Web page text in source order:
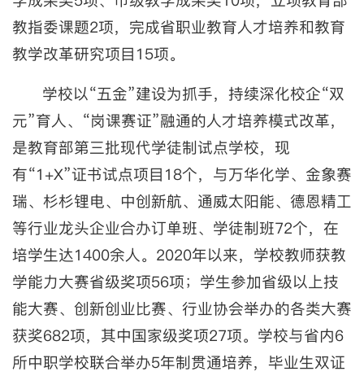
教指委课题2项，完成省职业教育人才培养和教育
教学改革研究项目15项。
学校以“五金”建设为抓手，持续深化校企“双
元”育人、“岗课赛证”融通的人才培养模式改革，
是教育部第三批现代学徒制试点学校，现
有“1+X”证书试点项目18个，与万华化学、金象赛
瑞、杉杉锂电、中创新航、通威太阳能、德恩精工
等行业龙头企业合办订单班、学徒制班72个，在
培学生达1400余人。2020年以来，学校教师获教
学能力大赛省级奖项56项；学生参加省级以上技
能大赛、创新创业比赛、行业协会举办的各类大赛
获奖682项，其中国家级奖项27项。学校与省内6
所中职学校联合举办5年制贯通培养，毕业生双证